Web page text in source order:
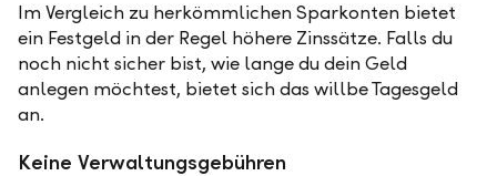
Im Vergleich zu herkömmlichen Sparkonten bietet
ein Festgeld in der Regel höhere Zinssätze. Falls du
noch nicht sicher bist, wie lange du dein Geld
anlegen möchtest, bietet sich das willbe Tagesgeld
an.
Keine Verwaltungsgebühren